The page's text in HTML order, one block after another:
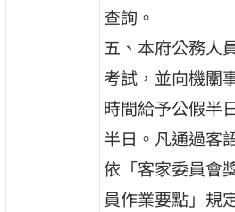
查詢。
五、本府公務人
考試，並向機關
時間給予公假半
半日。凡通過客
依「客家委員會
員作業要點」規